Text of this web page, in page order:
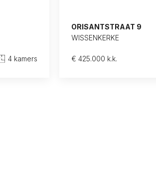
4 kamers
ORISANTSTRAAT 9
WISSENKERKE
€ 425.000 k.k.